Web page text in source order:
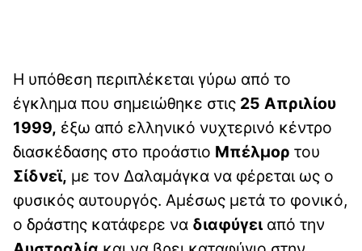
Η υπόθεση περιπλέκεται γύρω από το
έγκλημα που σημειώθηκε στις 25 Απριλίου
1999, έξω από ελληνικό νυχτερινό κέντρο
διασκέδασης στο προάστιο Μπέλμορ του
Σίδνεϊ, με τον Δαλαμάγκα να φέρεται ως ο
φυσικός αυτουργός. Αμέσως μετά το φονικό,
ο δράστης κατάφερε να διαφύγειαπό την